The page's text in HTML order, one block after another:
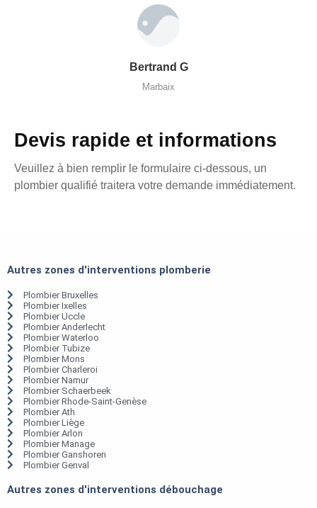
Bertrand G
Marbaix
Devis rapide et informations
Veuillez à bien remplir le formulaire ci-dessous, un
plombier qualifié traitera votre demande immédiatement.
Autres zones d'interventions plomberie
Plombier Bruxelles
Plombier Ixelles
Plombier Uccle
Plombier Anderlecht
Plombier Waterloo
Plombier Tubize
Plombier Mons
Plombier Charleroi
Plombier Namur
Plombier Schaerbeek
Plombier Rhode-Saint-Genèse
Plombier Ath
Plombier Liège
Plombier Arlon
Plombier Manage
Plombier Ganshoren
Plombier Genval
Autres zones d'interventions débouchage